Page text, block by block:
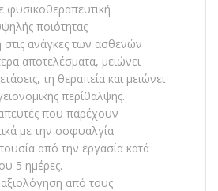
φυσικοθεραπευτική
ποιότητας
ανάγκες των ασθενών
αποτελέσματα, μειώνει
τη θεραπεία και μειώνει
περίθαλψης.
που παρέχουν
με την οσφυαλγία
από την εργασία κατά
5 ημέρες.
από τους